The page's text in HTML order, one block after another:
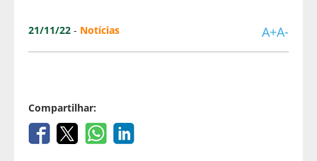
21/11/22 - Notícias A+A-
Compartilhar: